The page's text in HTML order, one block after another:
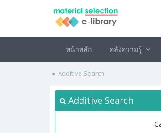
หน้าหลัก คลังความรู้
Additive Search
Additive Search